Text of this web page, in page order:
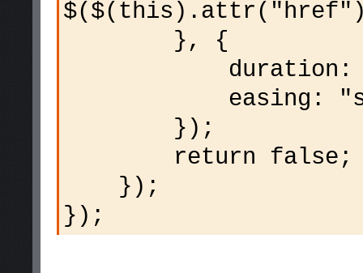
}, {
duration:
easing:
});
return false;
});
});